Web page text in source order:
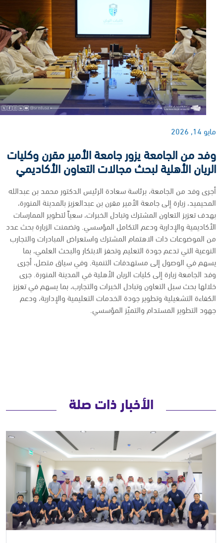
مايو 14, 2026
وفد من الجامعة يزور جامعة الأمير مقرن وكليات
الريان الأهلية لبحث مجالات التعاون الأكاديمي
أجرى وفد من الجامعة، برئاسة سعادة الرئيس الدكتور محمد بن عبدالله
المحيميد، زيارة إلى جامعة الأمير مقرن بن عبدالعزيز بالمدينة المنورة،
بهدف تعزيز التعاون المشترك وتبادل الخبرات، سعياً لتطوير الممارسات
الأكاديمية والإدارية ودعم التكامل المؤسسي. وتضمنت الزيارة بحث عدد
من الموضوعات ذات الاهتمام المشترك واستعراض المبادرات والتجارب
النوعية التي تدعم جودة التعليم وتحفز الابتكار والبحث العلمي، بما
يسهم في الوصول إلى مستهدفات التنمية. وفي سياق متصل، أجرى
وفد الجامعة زيارة إلى كليات الريان الأهلية في المدينة المنورة. جرى
خلالها بحث سبل التعاون وتبادل الخبرات والتجارب، بما يسهم في تعزيز
الكفاءة التشغيلية وتطوير جودة الخدمات التعليمية والإدارية، ودعم
جهود التطوير المستدام والتميّز المؤسسي.
الأخبار ذات صلة